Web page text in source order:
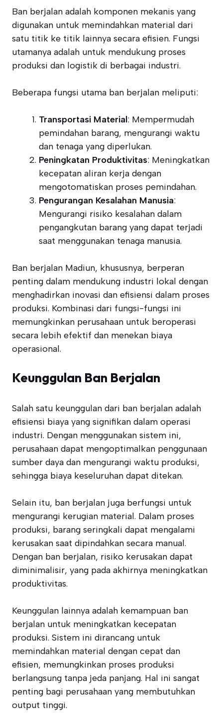
Ban berjalan adalah komponen mekanis yang
digunakan untuk memindahkan material dari
satu titik ke titik lainnya secara efisien. Fungsi
utamanya adalah untuk mendukung proses
produksi dan logistik di berbagai industri.
Beberapa fungsi utama ban berjalan meliputi:
Transportasi Material: Mempermudah
pemindahan barang, mengurangi waktu
dan tenaga yang diperlukan.
Peningkatan Produktivitas: Meningkatkan
kecepatan aliran kerja dengan
mengotomatiskan proses pemindahan.
Pengurangan Kesalahan Manusia:
Mengurangi risiko kesalahan dalam
pengangkutan barang yang dapat terjadi
saat menggunakan tenaga manusia.
Ban berjalan Madiun, khususnya, berperan
penting dalam mendukung industri lokal dengan
menghadirkan inovasi dan efisiensi dalam proses
produksi. Kombinasi dari fungsi-fungsi ini
memungkinkan perusahaan untuk beroperasi
secara lebih efektif dan menekan biaya
operasional.
Keunggulan Ban Berjalan
Salah satu keunggulan dari ban berjalan adalah
efisiensi biaya yang signifikan dalam operasi
industri. Dengan menggunakan sistem ini,
perusahaan dapat mengoptimalkan penggunaan
sumber daya dan mengurangi waktu produksi,
sehingga biaya keseluruhan dapat ditekan.
Selain itu, ban berjalan juga berfungsi untuk
mengurangi kerugian material. Dalam proses
produksi, barang seringkali dapat mengalami
kerusakan saat dipindahkan secara manual.
Dengan ban berjalan, risiko kerusakan dapat
diminimalisir, yang pada akhirnya meningkatkan
produktivitas.
Keunggulan lainnya adalah kemampuan ban
berjalan untuk meningkatkan kecepatan
produksi. Sistem ini dirancang untuk
memindahkan material dengan cepat dan
efisien, memungkinkan proses produksi
berlangsung tanpa jeda panjang. Hal ini sangat
penting bagi perusahaan yang membutuhkan
output tinggi.